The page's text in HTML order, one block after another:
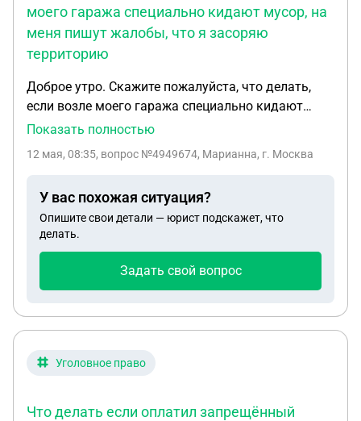
моего гаража специально кидают мусор, на
меня пишут жалобы, что я засоряю
территорию
Доброе утро. Скажите пожалуйста, что делать,
если возле моего гаража специально кидают
мусор, на меня пишут жалобы, что я засоряю
установлены, не дают посмотреть, кто это делает.
присутствия.
Показать полностью
12 мая, 08:35, вопрос №4949674, Марианна, г. Москва
У вас похожая ситуация?
Опишите свои детали — юрист подскажет, что
делать.
Задать свой вопрос
Уголовное право
Что делать если оплатил запрещённый